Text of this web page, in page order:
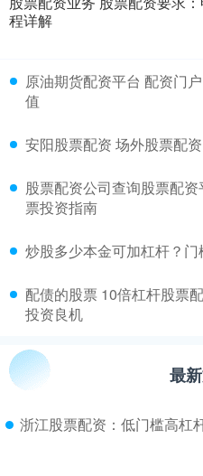
程详解
原油期货配资平台 配资门
值
安阳股票配资 场外股票配
股票配资公司查询股票配
票投资指南
炒股多少本金可加杠杆？
配债的股票 10倍杠杆股票
投资良机
最
浙江股票配资：低门槛高杠